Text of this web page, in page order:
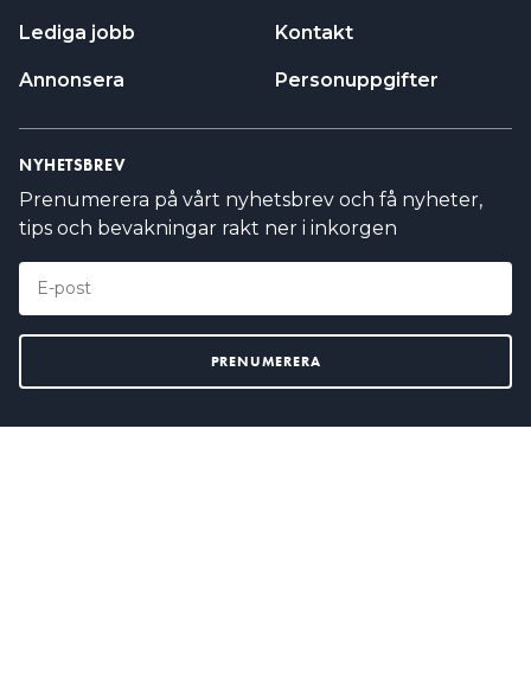
Lediga jobb
Annonsera
Kontakt
Personuppgifter
NYHETSBREV
Prenumerera på vårt nyhetsbrev och få nyheter,
tips och bevakningar rakt ner i inkorgen